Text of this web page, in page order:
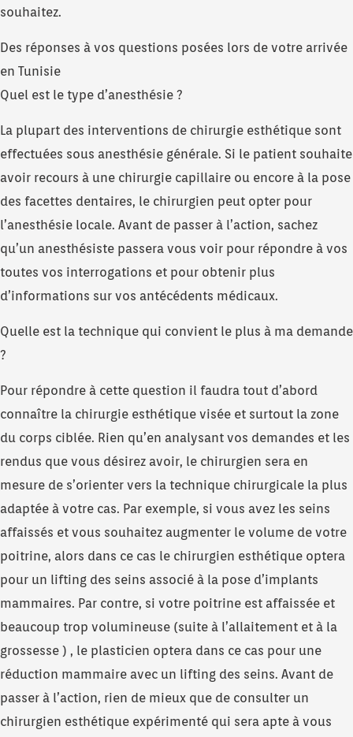
souhaitez.
Des réponses à vos questions posées lors de votre arrivée
en Tunisie
Quel est le type d’anesthésie ?
La plupart des interventions de chirurgie esthétique sont
effectuées sous anesthésie générale. Si le patient souhaite
avoir recours à une chirurgie capillaire ou encore à la pose
des facettes dentaires, le chirurgien peut opter pour
l’anesthésie locale. Avant de passer à l’action, sachez
qu’un anesthésiste passera vous voir pour répondre à vos
toutes vos interrogations et pour obtenir plus
d’informations sur vos antécédents médicaux.
Quelle est la technique qui convient le plus à ma demande
?
Pour répondre à cette question il faudra tout d’abord
connaître la chirurgie esthétique visée et surtout la zone
du corps ciblée. Rien qu’en analysant vos demandes et les
rendus que vous désirez avoir, le chirurgien sera en
mesure de s’orienter vers la technique chirurgicale la plus
adaptée à votre cas. Par exemple, si vous avez les seins
affaissés et vous souhaitez augmenter le volume de votre
poitrine, alors dans ce cas le chirurgien esthétique optera
pour un lifting des seins associé à la pose d’implants
mammaires. Par contre, si votre poitrine est affaissée et
beaucoup trop volumineuse (suite à l’allaitement et à la
grossesse ) , le plasticien optera dans ce cas pour une
réduction mammaire avec un lifting des seins. Avant de
passer à l’action, rien de mieux que de consulter un
chirurgien esthétique expérimenté qui sera apte à vous